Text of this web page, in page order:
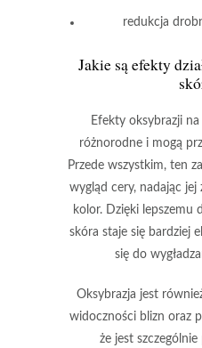
redukcja
Jakie są efekty
Efekty oksybrazjina
różnorodne i mogą
Przede wszystkim, ten
wygląd cery, nadając jej
kolor. Dzięki lepszemu
skóra staje się bardziej
się do
Oksybrazja jest
widoczności blizn oraz
że jest